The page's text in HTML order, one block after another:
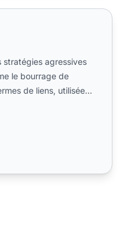
stratégies agressives
le bourrage de
de liens, utilisées